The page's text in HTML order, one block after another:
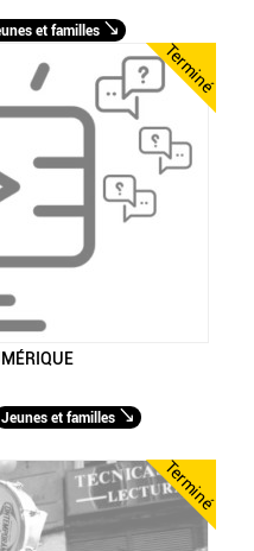
et familles
Terminé
Jeunes et familles
Terminé